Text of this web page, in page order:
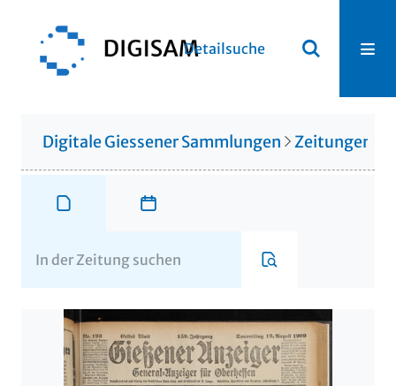
Detailsuche
Digitale Giessener Sammlungen Zeitungen